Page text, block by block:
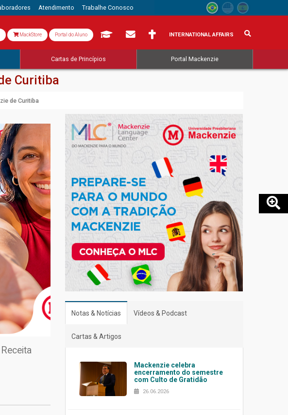
Atendimento Trabalhe Conosco
MackStore Portal do Aluno INTERNATIONAL AFFAIRS
Cartas de Princípios Portal Mackenzie
Curitiba
de Curitiba
Notas & Notícias Vídeos & Podcast
Cartas & Artigos
Mackenzie celebra
encerramento do semestre
com Culto de Gratidão
26.06.2026